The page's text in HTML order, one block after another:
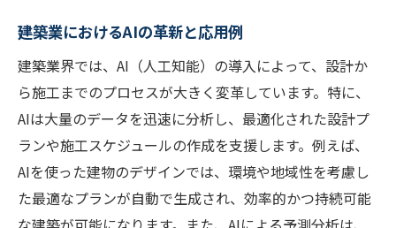
建築業におけるAIの革新と応用例
建築業界では、AI（人工知能）の導入によって、設計か
ら施工までのプロセスが大きく変革しています。特に、
AIは大量のデータを迅速に分析し、最適化された設計プ
ランや施工スケジュールの作成を支援します。例えば、
AIを使った建物のデザインでは、環境や地域性を考慮し
た最適なプランが自動で生成され、効率的かつ持続可能